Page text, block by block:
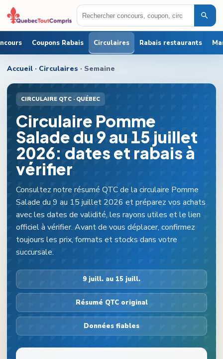
Coupons Rabais Circulaires Rabais restaurants
Accueil · Circulaires · Semaine
CIRCULAIRE QTC · QUÉBEC
Circulaire Pomme
Salade du 9 au 15 juillet
2026: dates et rabais à
vérifier
Consultez notre résumé QTC de la circulaire Pomme
Salade du 9 au 15 juillet 2026 et préparez vos achats
avec les dates de validité, les rayons utiles et le lien
officiel à vérifier. Avant de vous déplacer, confirmez
toujours les prix, formats et stocks dans votre
succursale.
9 juill. au 15 juill.
Résumé QTC original
Données fiables